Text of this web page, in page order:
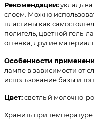
Рекомендации:
слоем. Можно
пластины как
полигель, цветной гель-
оттенка, другие
Особенности
лампе в зависимости от
использование базы и
Цвет:светлый молочно-
Хранить при